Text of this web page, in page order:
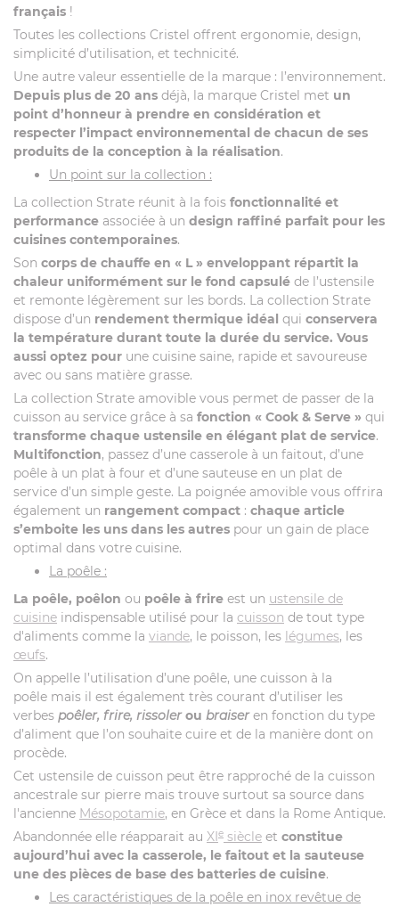
français !
Toutes les collections Cristel offrent ergonomie, design,
simplicité d’utilisation, et technicité.
Une autre valeur essentielle de la marque : l’environnement.
Depuis plus de 20 ans déjà, la marque Cristel met un
point d’honneur à prendre en considération et
respecter l’impact environnemental de chacun de ses
produits de la conception à la réalisation.
Un point sur la collection :
La collection Strate réunit à la fois fonctionnalité et
performance associée à un design raffiné parfait pour les
cuisines contemporaines.
Son corps de chauffe en « L » enveloppant répartit la
chaleur uniformément sur le fond capsulé de l’ustensile
et remonte légèrement sur les bords. La collection Strate
dispose d’un rendement thermique idéal qui conservera
la température durant toute la durée du service. Vous
aussi optez pour une cuisine saine, rapide et savoureuse
avec ou sans matière grasse.
La collection Strate amovible vous permet de passer de la
cuisson au service grâce à sa fonction « Cook & Serve » qui
transforme chaque ustensile en élégant plat de service.
Multifonction, passez d’une casserole à un faitout, d’une
poêle à un plat à four et d’une sauteuse en un plat de
service d’un simple geste. La poignée amovible vous offrira
également un rangement compact : chaque article
s’emboite les uns dans les autres pour un gain de place
optimal dans votre cuisine.
La poêle :
La poêle, poêlon ou poêle à frire est un ustensile de
cuisine indispensable utilisé pour la cuisson de tout type
d'aliments comme la viande, le poisson, les légumes, les
œufs.
On appelle l’utilisation d’une poêle, une cuisson à la
poêle mais il est également très courant d’utiliser les
verbes poêler, frire, rissolerou braiseren fonction du type
d’aliment que l’on souhaite cuire et de la manière dont on
procède.
Cet ustensile de cuisson peut être rapproché de la cuisson
ancestrale sur pierre mais trouve surtout sa source dans
l'ancienne Mésopotamie, en Grèce et dans la Rome Antique.
Abandonnée elle réapparait au XI e siècle et constitue
aujourd’hui avec la casserole, le faitout et la sauteuse
une des pièces de base des batteries de cuisine.
Les caractéristiques de la poêle en inox revêtue de